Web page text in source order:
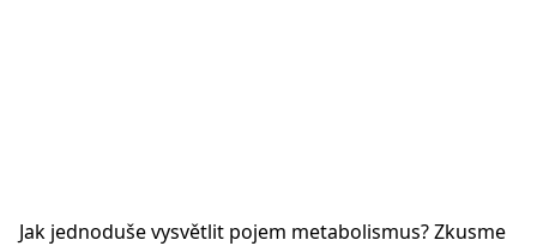
Jak jednoduše vysvětlit pojem metabolismus? Zkusme